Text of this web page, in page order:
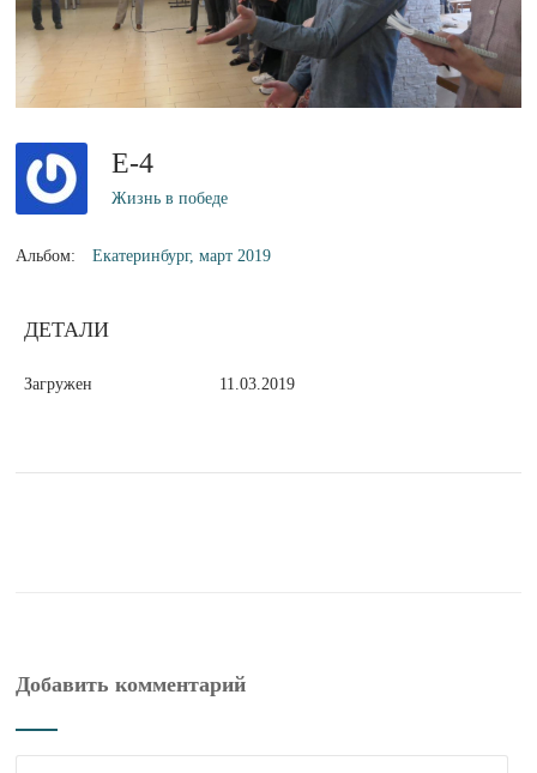
E-4
Жизнь в победе
Альбом: Екатеринбург, март 2019
ДЕТАЛИ
Загружен 11.03.2019
Добавить комментарий